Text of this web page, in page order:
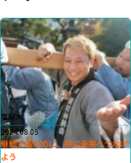
塩原大
2024.08.05
継続するために、共に未来へつなげ
よう